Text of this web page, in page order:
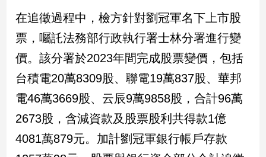
新
冠
病
專
區
南
台
在追徵過程中，檢方針對劉冠軍名下上市股
票，囑託法務部行政執行署士林分署進行變
價。該分署於2023年間完成股票變價，包括
台積電20萬8309股、聯電19萬837股、華邦
電46萬3669股、云辰9萬9858股，合計96萬
2673股，含減資款及股票股利共得款1億
4081萬879元。加計劉冠軍銀行帳戶存款